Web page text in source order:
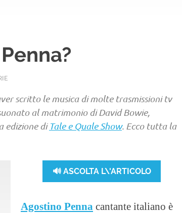
scritto le musica di molte trasmissioni tv
al matrimonio di David Bowie,
edizione di Tale e Quale Show. Ecco tutta la
🔊 ASCOLTA L\'ARTICOLO
Agostino Penna cantante italiano è